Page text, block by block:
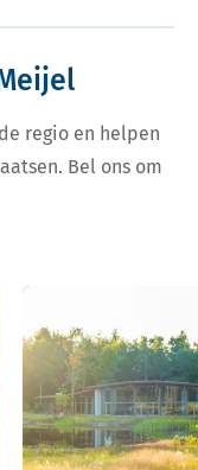
regio en helpen
Bel ons om